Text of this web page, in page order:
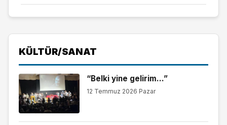
KÜLTÜR/SANAT
“Belki yine gelirim…”
12 Temmuz 2026 Pazar